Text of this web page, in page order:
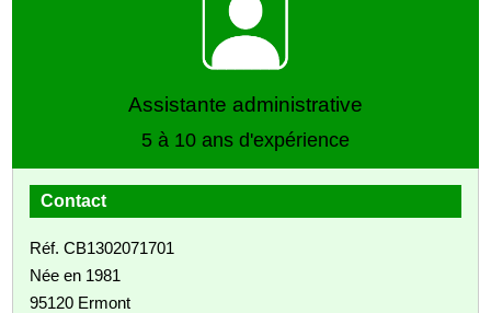
Assistante administrative
5 à 10 ans d'expérience
Contact
Réf. CB1302071701
Née en 1981
95120 Ermont